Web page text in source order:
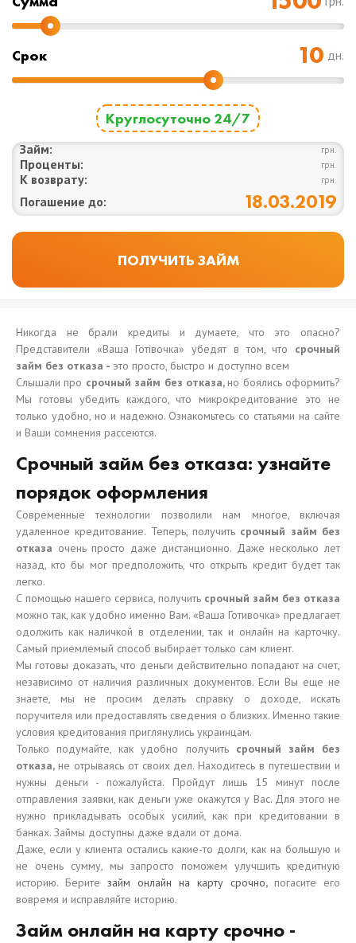
Срок дн.
Круглосуточно 24/7
Займ: грн.
Проценты: грн.
К возврату: грн.
Погашение до: 18.03.2019
Никогда не брали кредиты и думаете, что это опасно?
Представители «Ваша Готівочка» убедят в том, что срочный
займ без отказа - это просто, быстро и доступно всем
Слышали про срочный займ без отказа, но боялись оформить?
Мы готовы убедить каждого, что микрокредитование это не
только удобно, но и надежно. Ознакомьтесь со статьями на сайте
и Ваши сомнения рассеются.
Срочный займ без отказа: узнайте
порядок оформления
Современные технологии позволили нам многое, включая
удаленное кредитование. Теперь, получить срочный займ без
отказа очень просто даже дистанционно. Даже несколько лет
назад, кто бы мог предположить, что открыть кредит будет так
легко.
С помощью нашего сервиса, получить срочный займ без отказа
можно так, как удобно именно Вам. «Ваша Готивочка» предлагает
одолжить как наличкой в отделении, так и онлайн на карточку.
Самый приемлемый способ выбирает только сам клиент.
Мы готовы доказать, что деньги действительно попадают на счет,
независимо от наличия различных документов. Если Вы еще не
знаете, мы не просим делать справку о доходе, искать
поручителя или предоставлять сведения о близких. Именно такие
условия кредитования приглянулись украинцам.
Только подумайте, как удобно получить срочный займ без
отказа, не отрываясь от своих дел. Находитесь в путешествии и
нужны деньги - пожалуйста. Пройдут лишь 15 минут после
отправления заявки, как деньги уже окажутся у Вас. Для этого не
нужно прикладывать особых усилий, как при кредитовании в
банках. Займы доступны даже вдали от дома.
Даже, если у клиента остались какие-то долги, как на большую и
не очень сумму, мы запросто поможем улучшить кредитную
историю. Берите займ онлайн на карту срочно, погасите его
вовремя и исправляйте историю.
Займ онлайн на карту срочно -